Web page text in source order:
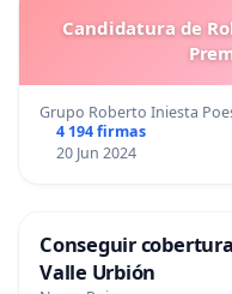
Candidatura de
Grupo Roberto Iniesta
4 194 firmas
20 Jun 2024
Conseguir
Valle Urbión